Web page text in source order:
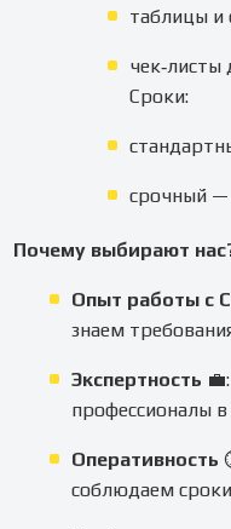
таблицы и
чек‑листы
Сроки:
срочный —
Почему выбирают
Опыт работы с
знаем
Экспертность
профессионалы
Оперативность
соблюдаем